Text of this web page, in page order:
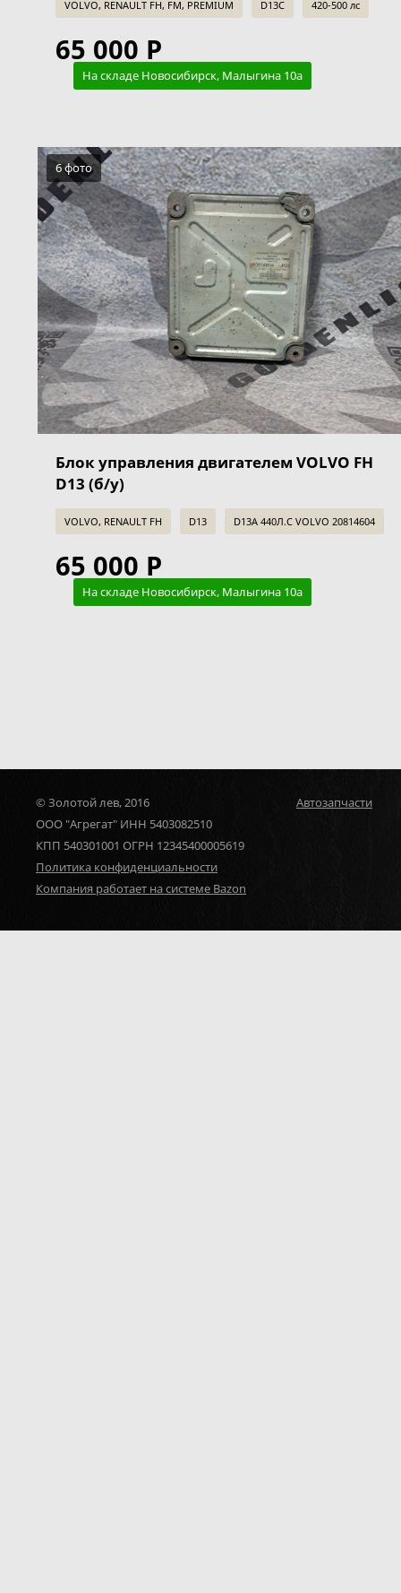
VOLVO, RENAULT FH, FM, PREMIUM D13C 420-500 лс
65 000 Р
На складе Новосибирск, Малыгина 10а
6 фото
Блок управления двигателем VOLVO FH
D13 (б/у)
VOLVO, RENAULT FH D13 D13A 440Л.С VOLVO 20814604
65 000 Р
На складе Новосибирск, Малыгина 10а
© Золотой лев, 2016
ООО "Агрегат" ИНН 5403082510
КПП 540301001 ОГРН 12345400005619
Политика конфиденциальности
Компания работает на системе Bazon
Автозапчасти